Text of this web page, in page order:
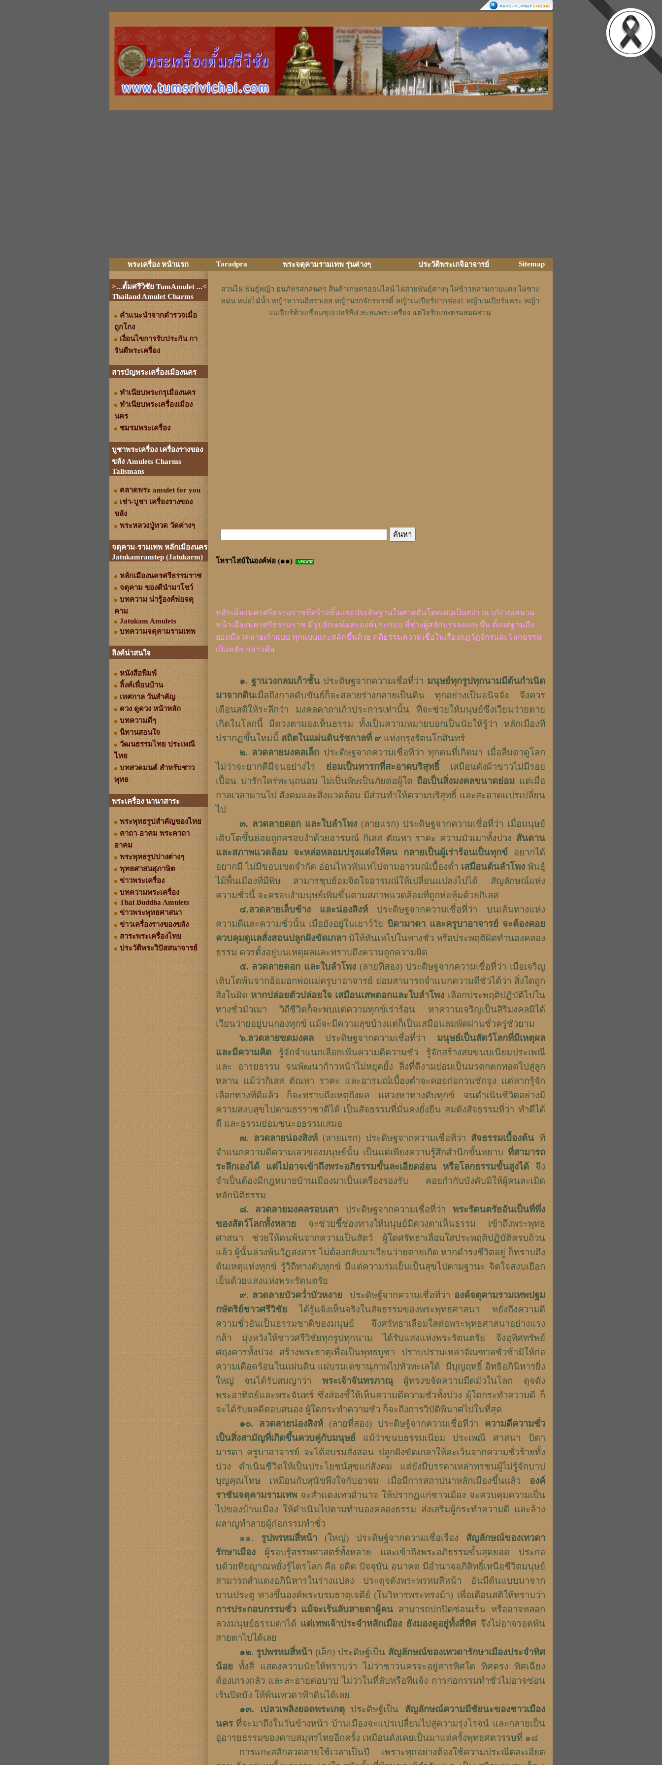
พระเครื่อง หน้าแรก Taradpra พระจตุคามรามเทพ รุ่นต่างๆ ประวัติพระเกจิอาจารย์ Sitemap
>...ตั้มศรีวิชัย TumAmulet ...<
Thailand Amulet Charms
คำแนะนำจากตำรวจเมื่อ
ถูกโกง
เงื่อนไขการรับประกัน กา
รันตีพระเครื่อง
สารบัญพระเครื่องเมืองนคร
ทำเนียบพระกรุเมืองนคร
ทำเนียบพระเครื่องเมือง
นคร
ชมรมพระเครื่อง
บูชาพระเครื่อง เครื่องรางของ
ขลัง Amulets Charms
Talismans
ตลาดพระ amulet for you
เช่า-บูชา เครื่องรางของ
ขลัง
พระหลวงปู่ทวด วัดต่างๆ
จตุคาม-รามเทพ หลักเมืองนคร
Jatukamramtep (Jatukarm)
หลักเมืองนครศรีธรรมราช
จตุคาม ของดีนำมาโชว์
บทความ น่ารู้องค์พ่อจตุ
คาม
Jatukam Amulets
บทความจตุคามรามเทพ
ลิงค์น่าสนใจ
หนังสือพิมพ์
ลิ้งค์เพื่อนบ้าน
เทศกาล วันสำคัญ
ดวง ดูดวง หน้าหลัก
บทความดีๆ
นิทานสอนใจ
วัฒนธรรมไทย ประเพณี
ไทย
บทสวดมนต์ สำหรับชาว
พุทธ
พระเครื่อง นานาสาระ
พระพุทธรูปสำคัญของไทย
คาถา-อาคม พระคาถา
อาคม
พระพุทธรูปปางต่างๆ
พุทธศาสนสุภาษิต
ข่าวพระเครื่อง
บทความพระเครื่อง
Thai Buddha Amulets
ข่าวพระพุทธศาสนา
ข่าวเครื่องรางของขลัง
สาระพระเครื่องไทย
ประวัติพระวิปัสสนาจารย์
สวนไผ่ พันธุ์หญ้า ธนภัทรสกลนคร สินค้าเกษตรออนไลน์ ไผ่สายพันธุ์ต่างๆ ไผ่ข้าวหลามกาบแดง ไผ่ซาง
หม่น หน่อไม้น้ำ หญ้าหวานอิสราเอล หญ้านรกจักรพรรดิ์ หญ้าเนเปียร์ปากช่อง1 หญ้าเนเปียร์แคระ หญ้า
เนเปียร์ท้ายเขื่อนซุปเปอร์ลีฟ สะสมพระเครื่อง แต่ใจรักเกษตรผสมผสาน
โหราไสย์ในองค์พ่อ (๑๑)
หลักเมืองนครศรีธรรมราชที่สร้างขึ้นและประดิษฐานในศาลอันโดดเด่นเป็นสง่า ณ บริเวณสนาม
หน้าเมืองนครศรีธรรมราช มีรูปลักษณ์และองค์ประกอบ ที่ช่างผู้สลักบรรจงแกะขึ้น ตั้งแต่ฐานถึง
ยอดมีลวดลายเก้าแบบ ทุกแบบแกะสลักขึ้นด้วย คติธรรมความเชื่อในเรื่องกฎวัฏจักรและโลกธรรม
เป็นหลัก กล่าวคือ
๑. ฐานวงกลมเก้าชั้นประดิษฐจากความเชื่อที่ว่า มนุษย์ทุกรูปทุกนามมีต้นกำเนิด
มาจากดินเมื่อถึงกาลดับขันธ์ก็จะสลายร่างกลายเป็นดิน ทุกอย่างเป็นอนิจจัง จึงควร
เตือนสติให้ระลึกว่า มงคลคาถาเก้าประการเท่านั้น ที่จะช่วยให้มนุษย์ซึ่งเวียนว่ายตาย
เกิดในโลกนี้ มีดวงตามองเห็นธรรม ทั้งเป็นความหมายบอกเป็นนัยให้รู้ว่า หลักเมืองที่
ปรากฏขึ้นใหม่นี้ สถิตในแผ่นดินรัชกาลที่ ๙แห่งกรุงรัตนโกสินทร์
๒. ลวดลายมงคลเล็ก ประดิษฐจากความเชื่อที่ว่า ทุกคนที่เกิดมา เมื่อลืมตาดูโลก
ไม่ว่าจะยากดีมีจนอย่างไร ย่อมเป็นทารกที่สะอาดบริสุทธิ์เสมือนดั่งผ้าขาวไม่มีรอย
เปื้อน น่ารักใคร่ทะนุถนอม ไม่เป็นพิษเป็นภัยต่อผู้ใด ถือเป็นสิ่งมงคลขนาดย่อม แต่เมื่อ
กาลเวลาผ่านไป สังคมและสิ่งแวดล้อม มีส่วนทำให้ความบริสุทธิ์ และสะอาดแปรเปลี่ยน
ไป
๓. ลวดลายดอก และใบลำโพง(ลายแรก) ประดิษฐจากความเชื่อที่ว่า เมื่อมนุษย์
เติบโตขึ้นย่อมถูกครอบงำด้วยอารมณ์ กิเลส ตัณหา ราคะ ความมัวเมาทั้งปวง สันดาน
และสภาพแวดล้อม จะหล่อหลอมปรุงแต่งให้คน กลายเป็นผู้เร่าร้อนเป็นทุกข์ อยากได้
อยากมี ไม่มีขอบเขตจำกัด อ่อนไหวหันเหไปตามอารมณ์เบื้องต่ำ เสมือนต้นลำโพงพันธุ์
ไม้พื้นเมืองที่มีพิษ สามารชุบย้อมจิตใจอารมณ์ให้เปลี่ยนแปลงไปได้ สัญลักษณ์แห่ง
ความชั่วนี้ จะครอบงำมนุษย์เพิ่มขึ้นตามสภาพแวดล้อมที่ถูกห่อหุ้มด้วยกิเลส
๔.ลวดลายเล็บช้าง และน่องสิงห์ประดิษฐจากความเชื่อที่ว่า บนเส้นทางแห่ง
ความดีและความชั่วนั้น เมื่อยังอยู่ในเยาว์วัยบิดามาดา และครูบาอาจารย์ จะต้องคอย
ควบคุมดูแลสั่งสอนปลูกฝังขัดเกลามิให้หันเหไปในทางชั่ว หรือประพฤติผิดทำนองคลอง
ธรรม ควรตั้งอยู่บนเหตุผลและทราบถึงความถูกความผิด
๕. ลวดลายดอก และใบลำโพง (ลายที่สอง) ประดิษฐจากความเชื่อที่ว่า เมื่อเจริญ
เติบโตพ้นจากอ้อมอกพ่อแม่ครูบาอาจารย์ ย่อมสามารถจำแนกความดีชั่วได้ว่า สิ่งใดถูก
สิ่งในผิด หากปล่อยตัวปล่อยใจ เสมือนเสพดอกและใบลำโพง เลือกประพฤติปฏิบัติไปใน
ทางชั่วมัวเมา วิถีชีวิตก็จะพบแต่ความทุกข์เร่าร้อน หาความเจริญเป็นสิริมงคลมิได้
เวียนว่ายอยู่บนกองทุกข์ แม้จะมีความสุขบ้างแต่ก็เป็นเสมือนลมพัดผ่านชั่วครู่ชั่วยาม
๖.ลวดลายขดมงคลประดิษฐจากความเชื่อที่ว่า มนุษย์เป็นสัตว์โลกที่มีเหตุผล
และมีความคิดรู้จักจำแนกเลือกเฟ้นความดีความชั่ว รู้จักสร้างสมขนบเนียมประเพณี
และ อารยธรรม จนพัฒนาก้าวหน้าไม่หยุดยั้ง สิ่งที่ดีงามย่อมเป็นมรดกตกทอดไปสู่ลูก
หลาน แม้ว่ากิเลส ตัณหา ราคะ และอารมณ์เบื้องต่ำจะคอยก่อกวนชักจูง แต่หากรู้จัก
เลือกทางที่ดีแล้ว ก็จะทราบถึงเหตุถึงผล แสวงหาทางดับทุกข์ จนดำเนินชีวิตอย่างมี
ความสงบสุขไปตามธรราชาติได้ เป็นสัจธรรมที่มั่นคงยั่งยืน สมดังสัจธรรมที่ว่า ทำดีได้
ดี และธรรมย่อมชนะอธรรมเสมอ
๗. ลวดลายน่องสิงห์(ลายแรก) ประดิษฐจากความเชื่อที่ว่า สัจธรรมเบื้องต้น ที่
จำแนกความดีความเลวของมนุษย์นั้น เป็นแต่เพียงความรู้สึกสำนึกขั้นหยาบ ที่สามารถ
ระลึกเองได้ แต่ไม่อาจเข้าถึงพระอภิธรรมขั้นละเอียดอ่อน หรือโลกธรรมขั้นสูงได้จึง
จำเป็นต้องมีกฎหมายบ้านเมืองมาเป็นเครื่องรองรับ คอยกำกับบังคับมิให้ผู้คนละเมิด
หลักนิติธรรม
๘. ลวดลายมงคลรอบเสา ประดิษฐจากความเชื่อที่ว่า พระรัตนตรัยอันเป็นที่พึ่ง
ของสัตว์โลกทั้งหลาย จะช่วยชี้ช่องทางให้มนุษย์มีดวงตาเห็นธรรม เข้าถึงพระพุทธ
ศาสนา ช่วยให้คนพ้นจากความเป็นสัตว์ ผู้ใดศรัทธาเลื่อมใสประพฤติปฏิบัติครบถ้วน
แล้ว ผู้นั้นล่วงพ้นวัฏสงสาร ไม่ต้องกลับมาเวียนว่ายตายเกิด หากดำรงชีวิตอยู่ ก็ทราบถึง
ต้นเหตุแห่งทุกข์ รู้วิถีทางดับทุกข์ มีแต่ความร่มเย็นเป็นสุขไปตามฐานะ จิตใจสงบเยือก
เย็นด้วยแสงแห่งพระรัตนตรัย
๙. ลวดลายบัวคว่ำบัวหงาย ประดิษฐ์จากความเชื่อที่ว่า องค์จตุคามรามเทพปฐม
กษัตริย์ชาวศรีวิชัยได้รู้แจ้งเห็นจริงในสัจธรรมของพระพุทธศาสนา หยั่งถึงความดี
ความชั่วอันเป็นธรรมชาติของมนุษย์ จึงศรัทธาเลื่อมใสต่อพระพุทธศาสนาอย่างแรง
กล้า มุ่งหวังให้ชาวศรีวิชัยทุกรูปทุกนาม ได้รับแสงแห่งพระรัตนตรัย จึงอุทิศทรัพย์
ศฤงคารทั้งปวง สร้างพระธาตุเพื่อเป็นพุทธบูชา ปราบปรามเหล่าจัณฑาลชั่วช้ามิให้ก่อ
ความเดือดร้อนในแผ่นดิน แผ่บรมเดชานุภาพไปทั่วทะเลใต้
มีบุญฤทธิ์ อิทธิอภินิหารยิ่ง
ใหญ่ จนได้รับสมญาว่า พระเจ้าจันทรภาณุผู้ทรงขจัดความมืดมัวในโลก ดุจดัง
พระอาทิตย์และพระจันทร์ ซึ่งส่องชี้ให้เห็นความดีความชั่วทั้งปวง ผู้ใดกระทำความดี ก็
จะได้รับผลดีตอบสนอง ผู้ใดกระทำความชั่ว ก็จะถึงการวิบัติพินาศไปในที่สุด
๑๐. ลวดลายน่องสิงห์(ลายที่สอง) ประดิษฐ์จากความเชื่อที่ว่า ความดีความชั่ว
เป็นสิ่งสามัญที่เกิดขึ้นควบคู่กับมนุษย์ แม้ว่าขนบธรรมเนียม ประเพณี ศาสนา บิดา
มารดา ครูบาอาจารย์ จะได้อบรมสั่งสอน ปลูกฝังขัดเกลาให้ละเว้นจากความชั่วร้ายทั้ง
ปวง ดำเนินชีวิตให้เป็นประโยชน์สุขแก่สังคม แต่ยังมีบรรดาเหล่าทรชนผู้ไม่รู้จักบาป
บุญคุณโทษ เหมือนกับสุนัขพึงใจกับอาจม เมื่อมีการสถาปนาหลักเมืองขึ้นแล้ว องค์
ราชันจตุคามรามเทพ จะสำแดงเทวอำนาจ ให้ปรากฏแก่ชาวเมือง จะควบคุมความเป็น
ไปของบ้านเมือง ให้ดำเนินไปตามทำนองคลองธรรม ส่งเสริมผู้กระทำความดี และล้าง
ผลาญทำลายผู้ก่อกรรมทำชั่ว
๑๑. รูปพรหมสี่หน้า(ใหญ่) ประดิษฐ์จากความเชื่อเรื่อง สัญลักษณ์ของเทวดา
รักษาเมือง ผู้รอบรู้สรรพศาสตร์ทั้งหลาย และเข้าถึงพระอภิธรรมขั้นสุดยอด ประกอ
บด้วยทิยญาณหยั่งรู้ไตรโลก คือ อดีต ปัจจุบัน อนาคต มีอำนาจอภิสิทธิ์เหนือชีวิตมนุษย์
สามารถสำแดงอภินิหารในร่างแปลง ประดุจดังพระพรหมสี่หน้า อันมีต้นแบบมาจาก
บานประตู ทางขึ้นองค์พระบรมธาตุเจดีย์ (ในวิหารพระทรงม้า) เพื่อเตือนสติให้ทราบว่า
การประกอบกรรมชั่ว แม้จะเร้นลับสายตาผู้คน สามารถปกปิดซ่อนเร้น หรืออาจหลอก
ลวงมนุษย์ธรรมดาได้ แต่เทพเจ้าประจำหลักเมือง ยังมองดูอยู่ทั้งสี่ทิศจึงไม่อาจรอดพัน
สายตาไปได้เลย
๑๒. รูปพรหมสี่หน้า (เล็ก) ประดิษฐ์เป็น สัญลักษณ์ของเทวดารักษาเมืองประจำทิศ
น้อย ทั้งสี่ แสดงความนัยให้ทราบว่า ไม่ว่าชาวนครจะอยู่สารทิศใด ทิศตรง ทิศเฉียง
ต้องเกรงกลัว และละอายต่อบาป ไม่ว่าในที่ลับหรือที่แจ้ง การก่อกรรมทำชั่วไม่อาจซ่อน
เร้นปิดบัง ให้พ้นเทวดาฟ้าดินได้เลย
๑๓. เปลวเพลิงยอดพระเกตุประดิษฐ์เป็น สัญลักษณ์ความมีชัยนะของชาวเมือง
นครที่จะมาถึงในวันข้างหน้า บ้านเมืองจะแปรเปลี่ยนไปสู่ความรุ่งโรจน์ และกลายเป็น
อู่อารยธรรมของคาบสมุทรไทยอีกครั้ง เหมือนดังเคยเป็นมาแต่ครั้งพุทธศตวรรษที่ ๑๘
การแกะสลักลวดลายใช้เวลาเป็นปี เพราะทุกอย่างต้องใช้ความประณีตละเอียด